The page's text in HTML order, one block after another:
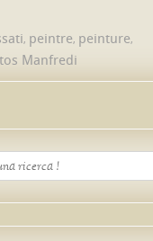
, peintre, peinture,
Manfredi